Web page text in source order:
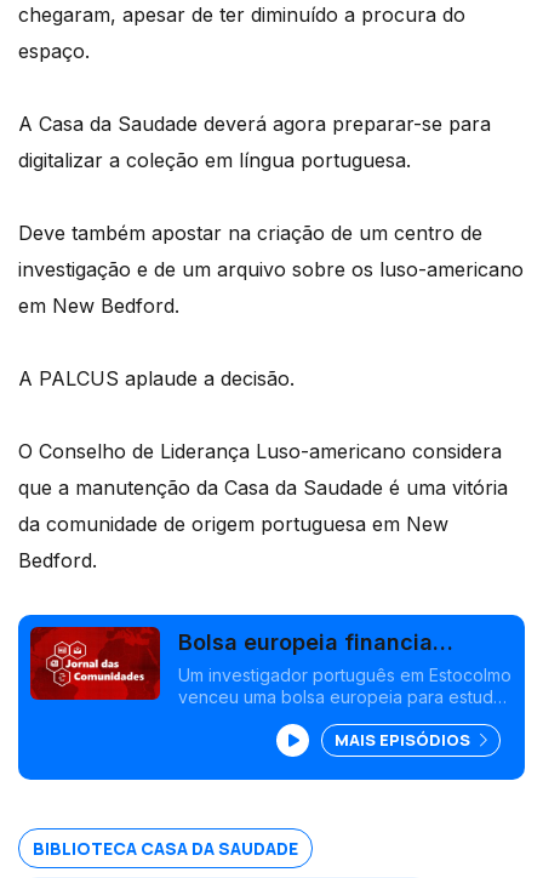
chegaram, apesar de ter diminuído a procura do
espaço.
A Casa da Saudade deverá agora preparar-se para
digitalizar a coleção em língua portuguesa.
Deve também apostar na criação de um centro de
investigação e de um arquivo sobre os luso-americano
em New Bedford.
A PALCUS aplaude a decisão.
O Conselho de Liderança Luso-americano considera
que a manutenção da Casa da Saudade é uma vitória
da comunidade de origem portuguesa em New
Bedford.
Bolsa europeia financia
cientista português na Suécia
Um investigador português em Estocolmo
venceu uma bolsa europeia para estudar
Ricardo vence mais um prémio nos
Estados Unidos. Edição Isabel Gaspar
Dias
MAIS EPISÓDIOS
BIBLIOTECA CASA DA SAUDADE